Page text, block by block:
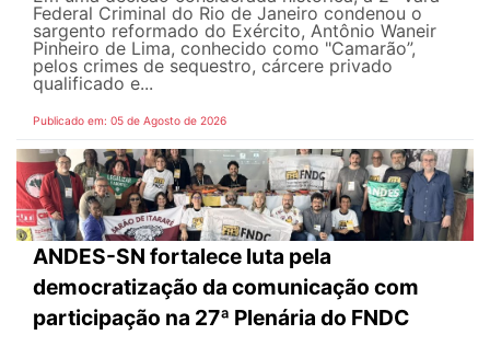
Federal Criminal do Rio de Janeiro condenou o
sargento reformado do Exército, Antônio Waneir
Pinheiro de Lima, conhecido como "Camarão”,
pelos crimes de sequestro, cárcere privado
qualificado e...
Publicado em: 05 de Agosto de 2026
ANDES-SN fortalece luta pela
democratização da comunicação com
participação na 27ª Plenária do FNDC